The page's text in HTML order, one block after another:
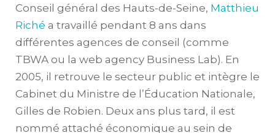
Conseil général des Hauts-de-Seine, Matthieu
Riché a travaillé pendant 8 ans dans
différentes agences de conseil (comme
TBWA ou la web agency Business Lab). En
2005, il retrouve le secteur public et intègre le
Cabinet du Ministre de l’Éducation Nationale,
Gilles de Robien. Deux ans plus tard, il est
nommé attaché économique au sein de